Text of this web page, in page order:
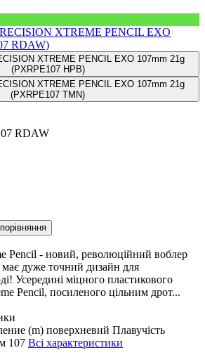
XTREME PENCIL EXO 107mm 21g
(PXRPE107 HPB)
XTREME PENCIL EXO 107mm 21g
(PXRPE107 TMN)
RDAW
Pencil - новий, революційний воблер
дуже точний дизайн для
Усередині міцного пластикового
Pencil, посиленого цільним дрот...
(m) поверхневий Плавучість
107 Всі характеристики